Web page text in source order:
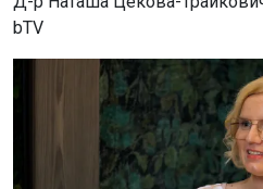
bTV